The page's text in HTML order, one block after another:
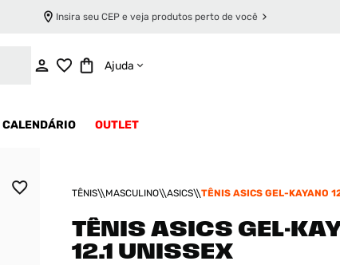
Insira seu CEP e veja produtos perto de você
Ajuda
CALENDÁRIO OUTLET
TÊNIS MASCULINO ASICS TÊNIS ASICS GEL-KAYANO
TÊNIS ASICS GEL-
12.1 UNISSEX